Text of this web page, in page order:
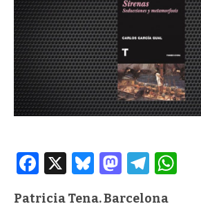
Facebook
X Bluesky
Patricia Tena. Barcelona